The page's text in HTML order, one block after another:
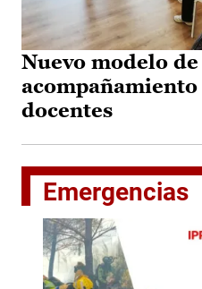
Nuevo modelo
docentes
Emergencias